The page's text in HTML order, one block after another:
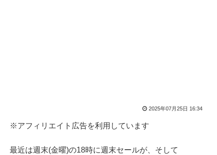
2025年07月25日 16:34
※アフィリエイト広告を利用しています
最近は週末(金曜)の18時に週末セールが、そして